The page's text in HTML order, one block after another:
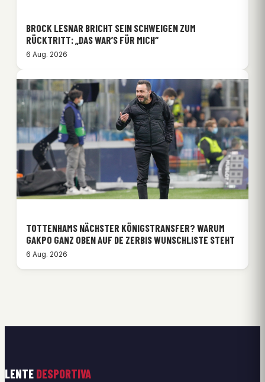
BROCK LESNAR BRICHT SEIN SCHWEIGEN ZUM
RÜCKTRITT: „DAS WAR’S FÜR MICH“
6 Aug. 2026
TOTTENHAMS NÄCHSTER KÖNIGSTRANSFER? WARUM
GAKPO GANZ OBEN AUF DE ZERBIS WUNSCHLISTE STEHT
6 Aug. 2026
LENTE DESPORTIVA